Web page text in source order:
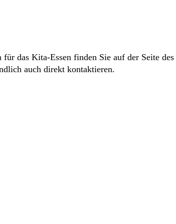
das Kita-Essen finden Sie auf der Seite des
auch direkt kontaktieren.